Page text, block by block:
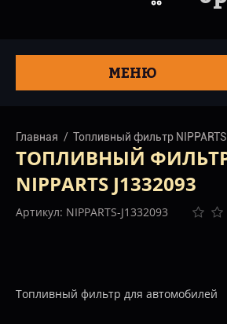
МЕНЮ
Главная Топливный фильтр
ТОПЛИВНЫЙ
NIPPARTS J1332093
Артикул: NIPPARTS-J1332093
Топливный фильтр для автомобилей